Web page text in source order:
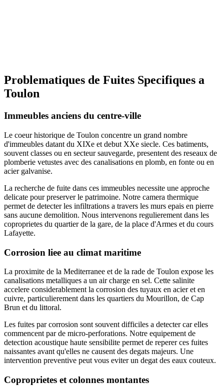
Problematiques de Fuites Specifiques a
Toulon
Immeubles anciens du centre-ville
Le coeur historique de Toulon concentre un grand nombre
d'immeubles datant du XIXe et debut XXe siecle. Ces batiments,
souvent classes ou en secteur sauvegarde, presentent des reseaux de
plomberie vetustes avec des canalisations en plomb, en fonte ou en
acier galvanise.
La recherche de fuite dans ces immeubles necessite une approche
delicate pour preserver le patrimoine. Notre camera thermique
permet de detecter les infiltrations a travers les murs epais en pierre
sans aucune demolition. Nous intervenons regulierement dans les
coproprietes du quartier de la gare, de la place d'Armes et du cours
Lafayette.
Corrosion liee au climat maritime
La proximite de la Mediterranee et de la rade de Toulon expose les
canalisations metalliques a un air charge en sel. Cette salinite
accelere considerablement la corrosion des tuyaux en acier et en
cuivre, particulierement dans les quartiers du Mourillon, de Cap
Brun et du littoral.
Les fuites par corrosion sont souvent difficiles a detecter car elles
commencent par de micro-perforations. Notre equipement de
detection acoustique haute sensibilite permet de reperer ces fuites
naissantes avant qu'elles ne causent des degats majeurs. Une
intervention preventive peut vous eviter un degat des eaux couteux.
Coproprietes et colonnes montantes